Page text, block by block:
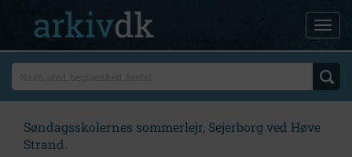
Søndagsskolernes sommerlejr, Sejerborg ved Høve
Strand.